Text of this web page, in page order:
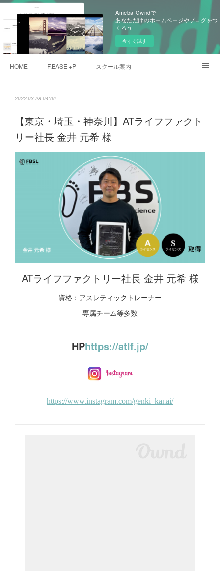
Ameba Owndで
あなただけのホームページやブログをつ
くろう
今すぐ試す
HOME F.BASE +P スクール案内
2022.03.28 04:00
【東京・埼玉・神奈川】ATライフファクト
リー社長 金井 元希 様
ATライフファクトリー社長 金井 元希 様
資格：アスレティックトレーナー
専属チーム等多数
HPhttps://atlf.jp/